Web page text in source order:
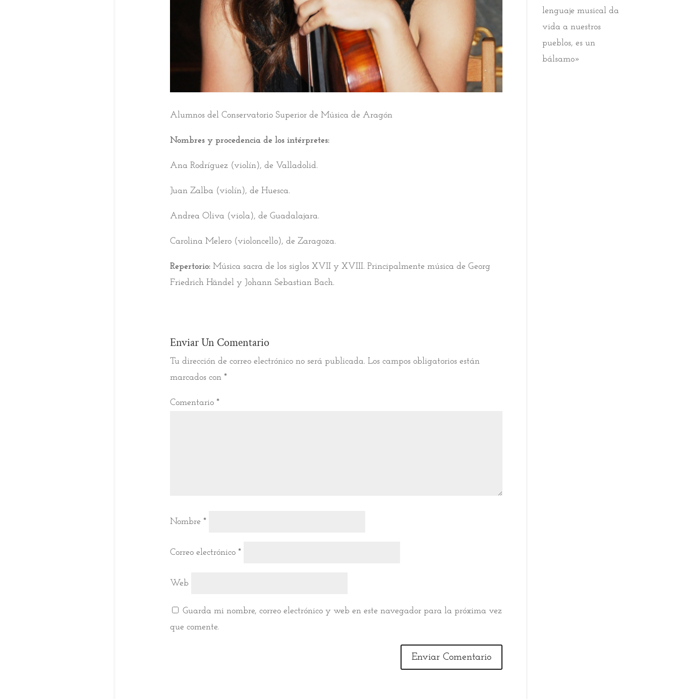
Alumnos del Conservatorio Superior de Música de Aragón
Nombres y procedencia de los intérpretes:
Ana Rodríguez (violín), de Valladolid.
Juan Zalba (violín), de Huesca.
Andrea Oliva (viola), de Guadalajara.
Carolina Melero (violoncello), de Zaragoza.
Repertorio:Música sacra de los siglos XVII y XVIII. Principalmente música de Georg
Friedrich Händel y Johann Sebastian Bach.
Enviar Un Comentario
Tu dirección de correo electrónico no será publicada. Los campos obligatorios están
marcados con *
Comentario *
Nombre *
Correo electrónico *
Web
Guarda mi nombre, correo electrónico y web en este navegador para la próxima vez
que comente.
lenguaje musical da
vida a nuestros
pueblos, es un
bálsamo»